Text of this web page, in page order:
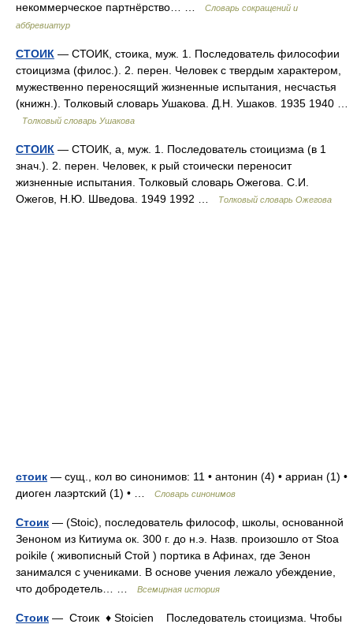
некоммерческое партнёрство… …
Словарь сокращений и
аббревиатур
СТОИК — СТОИК, стоика, муж. 1. Последователь философии
стоицизма (филос.). 2. перен. Человек с твердым характером,
мужественно переносящий жизненные испытания, несчастья
(книжн.). Толковый словарь Ушакова. Д.Н. Ушаков. 1935 1940 …
Толковый словарь Ушакова
СТОИК — СТОИК, а, муж. 1. Последователь стоицизма (в 1
знач.). 2. перен. Человек, к рый стоически переносит
жизненные испытания. Толковый словарь Ожегова. С.И.
Ожегов, Н.Ю. Шведова. 1949 1992 …
Толковый словарь Ожегова
стоик — сущ., кол во синонимов: 11 • антонин (4) • арриан (1) •
диоген лаэртский (1) • …
Словарь синонимов
Стоик — (Stoic), последователь философ, школы, основанной
Зеноном из Китиума ок. 300 г. до н.э. Назв. произошло от Stoa
poikile ( живописный Стой ) портика в Афинах, где Зенон
занимался с учениками. В основе учения лежало убеждение,
что добродетель… …
Всемирная история
Стоик — Стоик ♦ Stoicien Последователь стоицизма. Чтобы